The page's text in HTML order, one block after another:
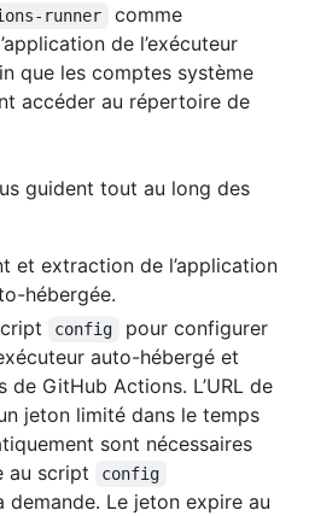
runner
comme
de l’exécuteur
que les comptes système
accéder au répertoire de
guident tout au long des
et extraction de l’application
hébergée.
config
pour configurer
auto-hébergé et
de GitHub Actions. L’URL de
jeton limité dans le temps
sont nécessaires
au script
config
demande. Le jeton expire au